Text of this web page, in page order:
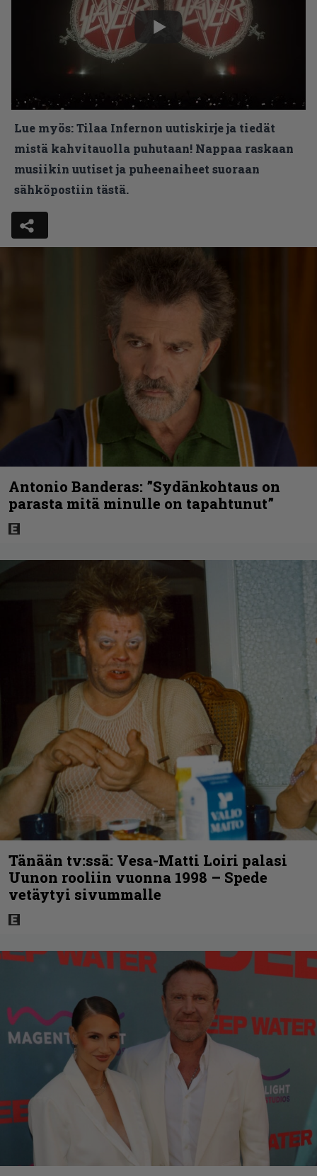
Lue myös:Tilaa Infernon uutiskirje ja tiedät
mistä kahvitauolla puhutaan! Nappaa raskaan
musiikin uutiset ja puheenaiheet suoraan
sähköpostiin tästä.
Antonio Banderas: ”Sydänkohtaus on
parasta mitä minulle on tapahtunut”
Tänään tv:ssä: Vesa-Matti Loiri palasi
Uunon rooliin vuonna 1998 – Spede
vetäytyi sivummalle